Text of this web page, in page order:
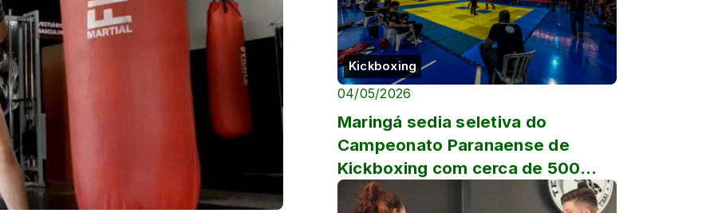
Kickboxing
04/05/2026
Maringá sedia seletiva do
Campeonato Paranaense de
Kickboxing com cerca de 500
atletas